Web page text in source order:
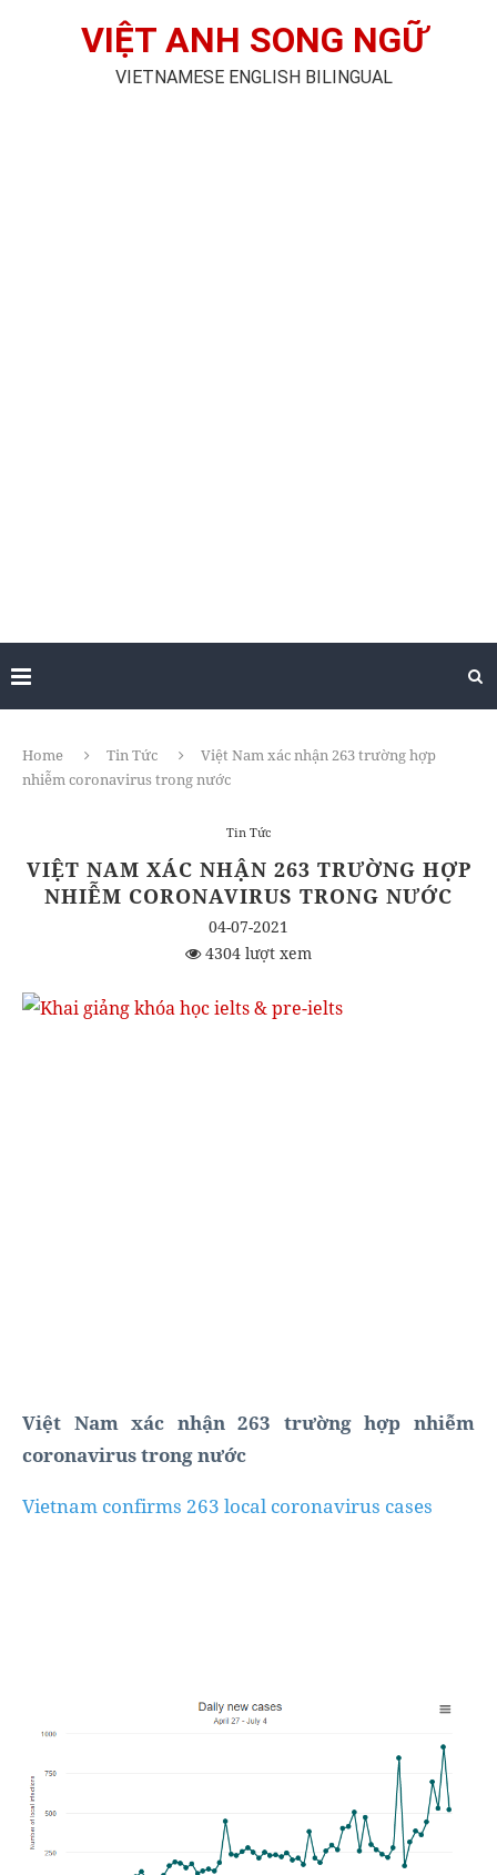
VIỆT ANH SONG NGỮ
VIETNAMESE ENGLISH BILINGUAL
Home Tin Tức
Việt Nam xác nhận 263 trường hợp
nhiễm coronavirus trong nước
Tin Tức
VIỆT NAM XÁC NHẬN 263 TRƯỜNG HỢP
NHIỄM CORONAVIRUS TRONG NƯỚC
04-07-2021
4304 lượt xem
Việt Nam xác nhận 263 trường hợp nhiễm
coronavirus trong nước
Vietnam confirms 263 local coronavirus cases